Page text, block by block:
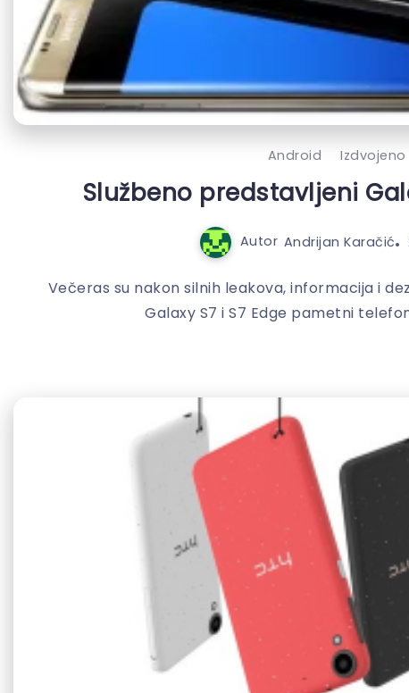
Android Izdvojeno
Službeno predstavljeni
Autor Andrijan Karačić
Večeras su nakon silnih leakova, informacija i
Galaxy S7 i S7 Edge pametni